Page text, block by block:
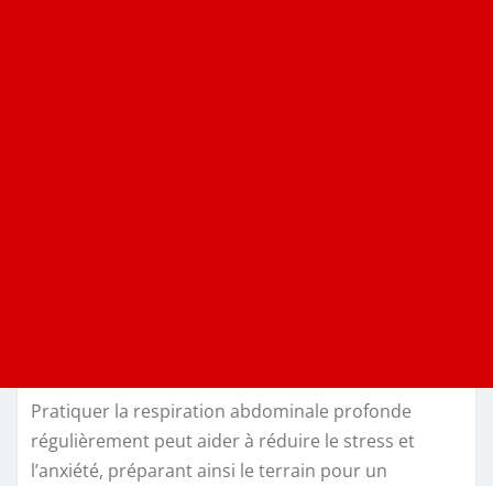
Pratiquer la respiration abdominale profonde
régulièrement peut aider à réduire le stress et
l’anxiété, préparant ainsi le terrain pour un